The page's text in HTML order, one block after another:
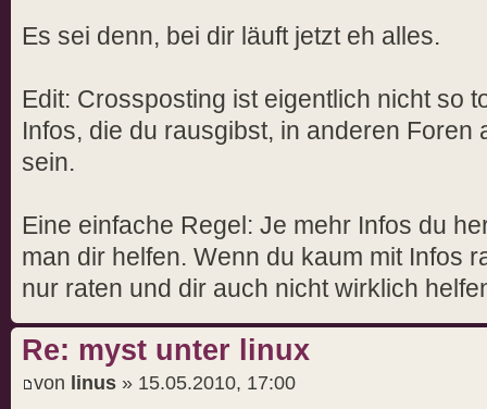
Es sei denn, bei dir läuft jetzt eh alles.
Edit: Crossposting ist eigentlich nicht so
Infos, die du rausgibst, in anderen Foren
sein.
Eine einfache Regel: Je mehr Infos du
man dir helfen. Wenn du kaum mit Infos
nur raten und dir auch nicht wirklich
Re: myst unter linux
von linus » 15.05.2010, 17:00